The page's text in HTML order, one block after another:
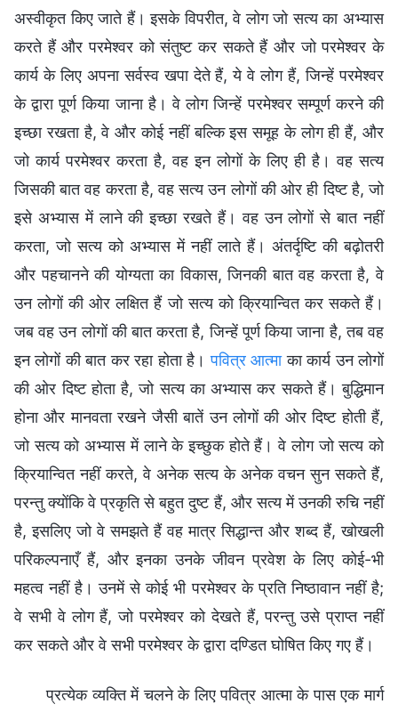
अस्वीकृत किए जाते हैं। इसके विपरीत, वे लोग जो सत्य का अभ्यास
करते हैं और परमेश्वर को संतुष्ट कर सकते हैं और जो परमेश्वर के
कार्य के लिए अपना सर्वस्व खपा देते हैं, ये वे लोग हैं, जिन्हें परमेश्वर
के द्वारा पूर्ण किया जाना है। वे लोग जिन्हें परमेश्वर सम्पूर्ण करने की
इच्छा रखता है, वे और कोई नहीं बल्कि इस समूह के लोग ही हैं, और
जो कार्य परमेश्वर करता है, वह इन लोगों के लिए ही है। वह सत्य
जिसकी बात वह करता है, वह सत्य उन लोगों की ओर ही दिष्ट है, जो
इसे अभ्यास में लाने की इच्छा रखते हैं। वह उन लोगों से बात नहीं
करता, जो सत्य को अभ्यास में नहीं लाते हैं। अंतर्दृष्टि की बढ़ोतरी
और पहचानने की योग्यता का विकास, जिनकी बात वह करता है, वे
उन लोगों की ओर लक्षित हैं जो सत्य को क्रियान्वित कर सकते हैं।
जब वह उन लोगों की बात करता है, जिन्हें पूर्ण किया जाना है, तब वह
इन लोगों की बात कर रहा होता है।पवित्र आत्माका कार्य उन लोगों
की ओर दिष्ट होता है, जो सत्य का अभ्यास कर सकते हैं। बुद्धिमान
होना और मानवता रखने जैसी बातें उन लोगों की ओर दिष्ट होती हैं,
जो सत्य को अभ्यास में लाने के इच्छुक होते हैं। वे लोग जो सत्य को
क्रियान्वित नहीं करते, वे अनेक सत्य के अनेक वचन सुन सकते हैं,
परन्तु क्योंकि वे प्रकृति से बहुत दुष्ट हैं, और सत्य में उनकी रुचि नहीं
है, इसलिए जो वे समझते हैं वह मात्र सिद्धान्त और शब्द हैं, खोखली
परिकल्पनाएँ हैं, और इनका उनके जीवन प्रवेश के लिए कोई-भी
महत्व नहीं है। उनमें से कोई भी परमेश्वर के प्रति निष्ठावान नहीं है;
वे सभी वे लोग हैं, जो परमेश्वर को देखते हैं, परन्तु उसे प्राप्त नहीं
कर सकते और वे सभी परमेश्वर के द्वारा दण्डित घोषित किए गए हैं।
प्रत्येक व्यक्ति में चलने के लिए पवित्र आत्मा के पास एक मार्ग